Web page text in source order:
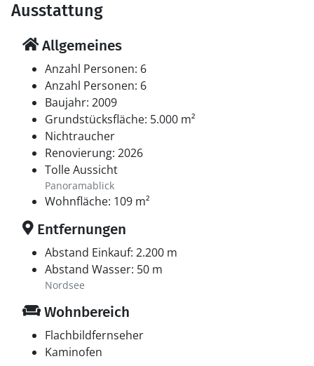
Ausstattung
Allgemeines
Anzahl Personen: 6
Anzahl Personen: 6
Baujahr: 2009
Grundstücksfläche: 5.000 m²
Nichtraucher
Renovierung: 2026
Tolle Aussicht
Panoramablick
Wohnfläche: 109 m²
Entfernungen
Abstand Einkauf: 2.200 m
Abstand Wasser: 50 m
Nordsee
Wohnbereich
Flachbildfernseher
Kaminofen